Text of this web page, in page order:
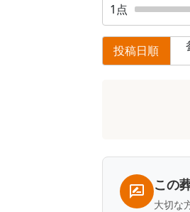
1 点
投稿日順
この
大切な